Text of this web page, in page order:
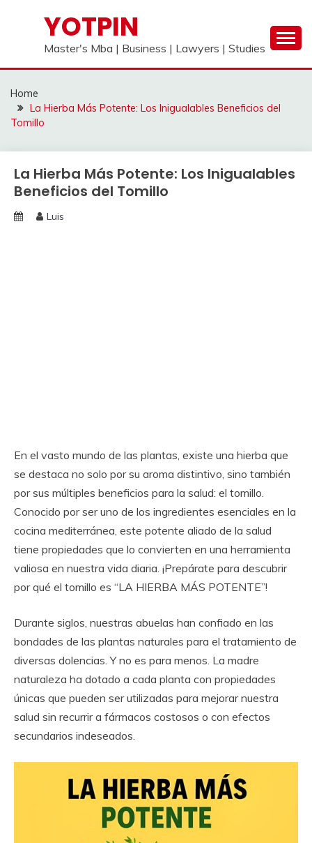
YOTPIN
Master's Mba | Business | Lawyers | Studies
Home
La Hierba Más Potente: Los Inigualables Beneficios del
Tomillo
La Hierba Más Potente: Los Inigualables
Beneficios del Tomillo
Luis
En el vasto mundo de las plantas, existe una hierba que
se destaca no solo por su aroma distintivo, sino también
por sus múltiples beneficios para la salud: el tomillo.
Conocido por ser uno de los ingredientes esenciales en la
cocina mediterránea, este potente aliado de la salud
tiene propiedades que lo convierten en una herramienta
valiosa en nuestra vida diaria. ¡Prepárate para descubrir
por qué el tomillo es “LA HIERBA MÁS POTENTE”!
Durante siglos, nuestras abuelas han confiado en las
bondades de las plantas naturales para el tratamiento de
diversas dolencias. Y no es para menos. La madre
naturaleza ha dotado a cada planta con propiedades
únicas que pueden ser utilizadas para mejorar nuestra
salud sin recurrir a fármacos costosos o con efectos
secundarios indeseados.